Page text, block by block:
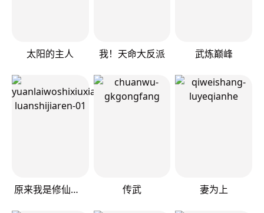
太阳的主人 我！天命大反派 武炼巅峰
原来我是修仙大佬 传武 妻为上